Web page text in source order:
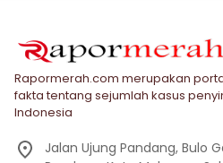
Rapormerah.com merupakan
fakta tentang sejumlah kasus
Indonesia
Jalan Ujung Pandang, Bulo